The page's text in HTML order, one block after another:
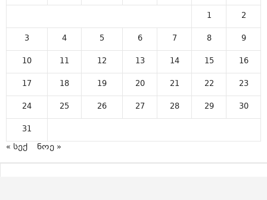
1
2
3
4 5 6 7 8
9
10
11 12 13 14 15
16
17
18 19 20 21 22
23
24
25 26 27 28 29
30
31
« სექ
ნოე »